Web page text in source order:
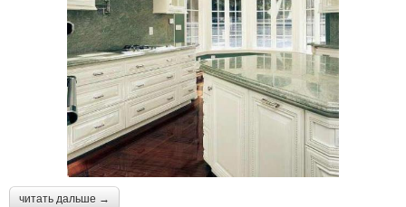
читать дальше →